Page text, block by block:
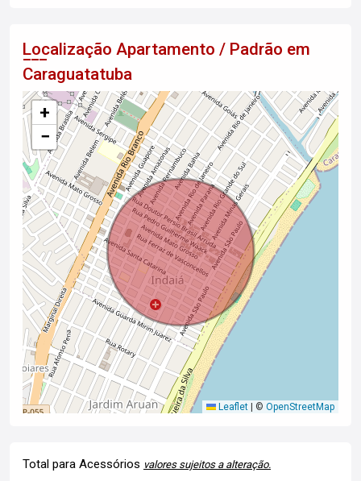
Localização Apartamento / Padrão em
Caraguatatuba
+
−
Leaflet © OpenStreetMap
Total para Acessórios valores sujeitos a alteração.